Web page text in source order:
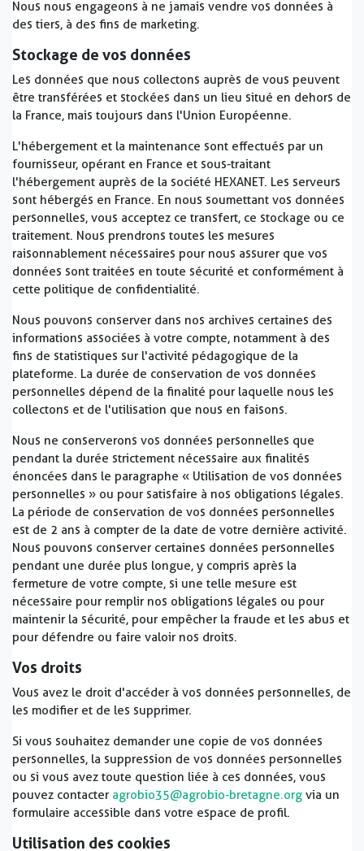
Nous nous engageons à ne jamais vendre vos données à
des tiers, à des fins de marketing.
Stockage de vos données
Les données que nous collectons auprès de vous peuvent
être transférées et stockées dans un lieu situé en dehors de
la France, mais toujours dans l'Union Européenne.
L'hébergement et la maintenance sont effectués par un
fournisseur, opérant en France et sous-traitant
l'hébergement auprès de la société HEXANET. Les serveurs
sont hébergés en France. En nous soumettant vos données
personnelles, vous acceptez ce transfert, ce stockage ou ce
traitement. Nous prendrons toutes les mesures
raisonnablement nécessaires pour nous assurer que vos
données sont traitées en toute sécurité et conformément à
cette politique de confidentialité.
Nous pouvons conserver dans nos archives certaines des
informations associées à votre compte, notamment à des
fins de statistiques sur l'activité pédagogique de la
plateforme. La durée de conservation de vos données
personnelles dépend de la finalité pour laquelle nous les
collectons et de l'utilisation que nous en faisons.
Nous ne conserverons vos données personnelles que
pendant la durée strictement nécessaire aux finalités
énoncées dans le paragraphe « Utilisation de vos données
personnelles » ou pour satisfaire à nos obligations légales.
La période de conservation de vos données personnelles
est de 2 ans à compter de la date de votre dernière activité.
Nous pouvons conserver certaines données personnelles
pendant une durée plus longue, y compris après la
fermeture de votre compte, si une telle mesure est
nécessaire pour remplir nos obligations légales ou pour
maintenir la sécurité, pour empêcher la fraude et les abus et
pour défendre ou faire valoir nos droits.
Vos droits
Vous avez le droit d'accéder à vos données personnelles, de
les modifier et de les supprimer.
Si vous souhaitez demander une copie de vos données
personnelles, la suppression de vos données personnelles
ou si vous avez toute question liée à ces données, vous
pouvez contacter agrobio35@agrobio-bretagne.org via un
formulaire accessible dans votre espace de profil.
Utilisation des cookies